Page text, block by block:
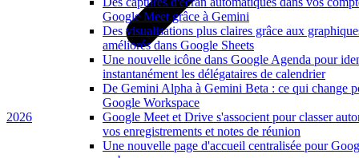
Google Meet grâce à Gemini
Des visualisations plus claires grâce aux
améliorés dans Google Sheets
Une nouvelle icône dans Google Agenda pour
instantanément les délégataires de calendrier
De Gemini Alpha à Gemini Beta : ce qui change
Google Workspace
Google Meet et Drive s'associent pour classer
vos enregistrements et notes de réunion
Une nouvelle page d'accueil centralisée pour
2026